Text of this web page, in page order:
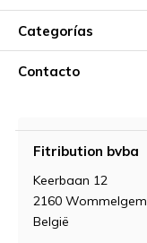
Categorías
Contacto
Fitribution bvba
Keerbaan 12
2160 Wommelgem
België